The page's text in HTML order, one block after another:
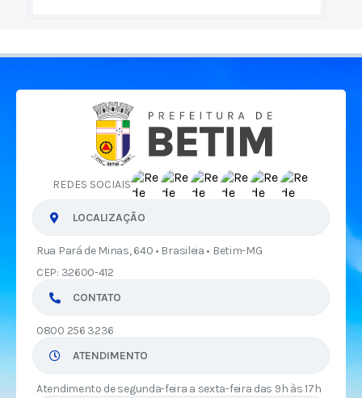
REDES SOCIAIS
LOCALIZAÇÃO
Rua Pará de Minas, 640 • Brasileia • Betim-MG
CEP: 32600-412
CONTATO
0800 256 3236
ATENDIMENTO
Atendimento de segunda-feira a sexta-feira das 9h às 17h